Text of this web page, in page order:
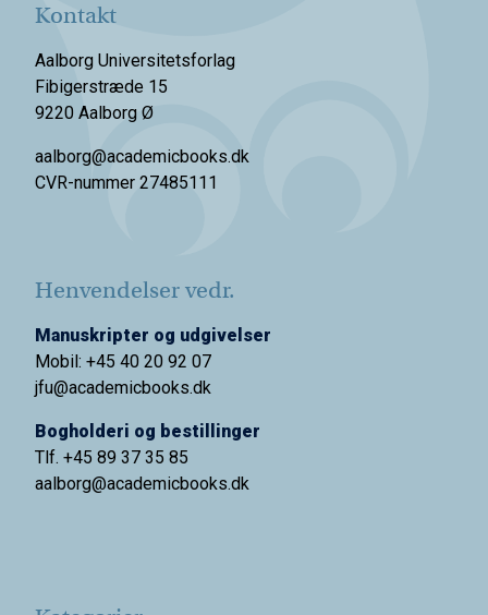
Kontakt
Aalborg Universitetsforlag
Fibigerstræde 15
9220 Aalborg Ø
aalborg@academicbooks.dk
CVR-nummer 27485111
Henvendelser vedr.
Manuskripter og udgivelser
Mobil: +45 40 20 92 07
jfu@academicbooks.dk
Bogholderi og bestillinger
Tlf. +45 89 37 35 85
aalborg@academicbooks.dk